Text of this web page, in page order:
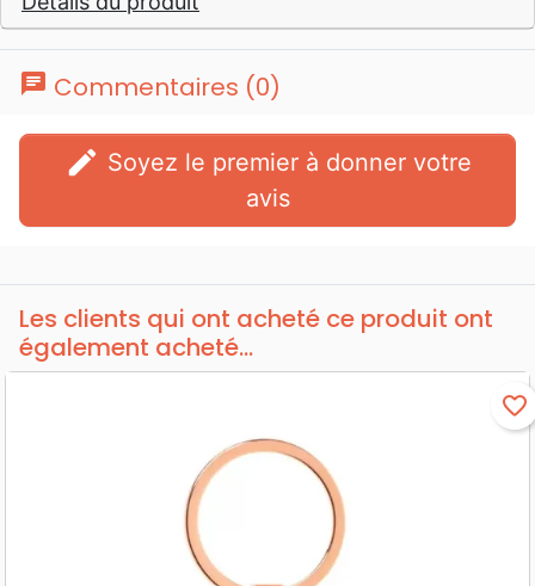
chat Commentaires (0)
edit
avis
Les clients qui ont acheté ce produit ont
également acheté...
favorite_border